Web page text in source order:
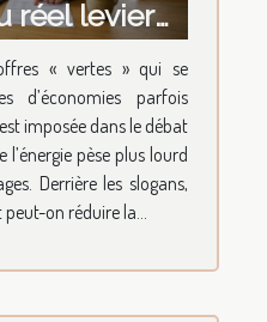
réel levier
à la maison
« vertes » qui se
d’économies parfois
imposée dans le débat
pèse plus lourd
Derrière les slogans,
on réduire la...